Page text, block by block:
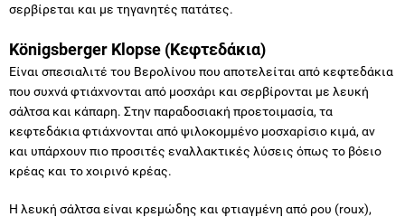
σερβίρεται και με τηγανητές πατάτες.
Königsberger Klopse (Κεφτεδάκια)
Είναι σπεσιαλιτέ του Βερολίνου που αποτελείται από κεφτεδάκια
που συχνά φτιάχνονται από μοσχάρι και σερβίρονται με λευκή
σάλτσα και κάπαρη. Στην παραδοσιακή προετοιμασία, τα
κεφτεδάκια φτιάχνονται από ψιλοκομμένο μοσχαρίσιο κιμά, αν
και υπάρχουν πιο προσιτές εναλλακτικές λύσεις όπως το βόειο
κρέας και το χοιρινό κρέας.
Η λευκή σάλτσα είναι κρεμώδης και φτιαγμένη από ρου (roux),